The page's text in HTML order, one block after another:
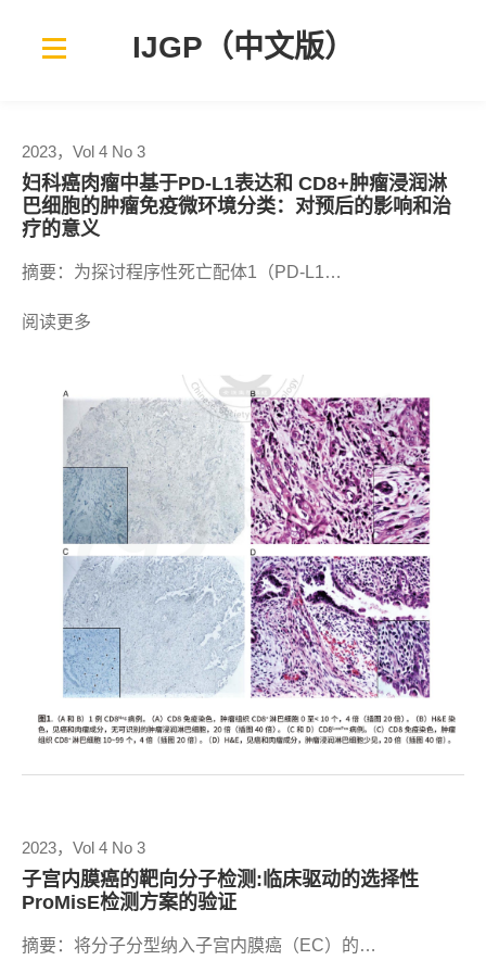
content
IJGP（中文版）
2023，Vol 4 No 3
妇科癌肉瘤中基于PD-L1表达和 CD8+肿瘤浸润淋
巴细胞的肿瘤免疫微环境分类：对预后的影响和治
疗的意义
摘要：为探讨程序性死亡配体1（PD-L1…
阅读更多
2023，Vol 4 No 3
子宫内膜癌的靶向分子检测:临床驱动的选择性
ProMisE检测方案的验证
摘要：将分子分型纳入子宫内膜癌（EC）的…